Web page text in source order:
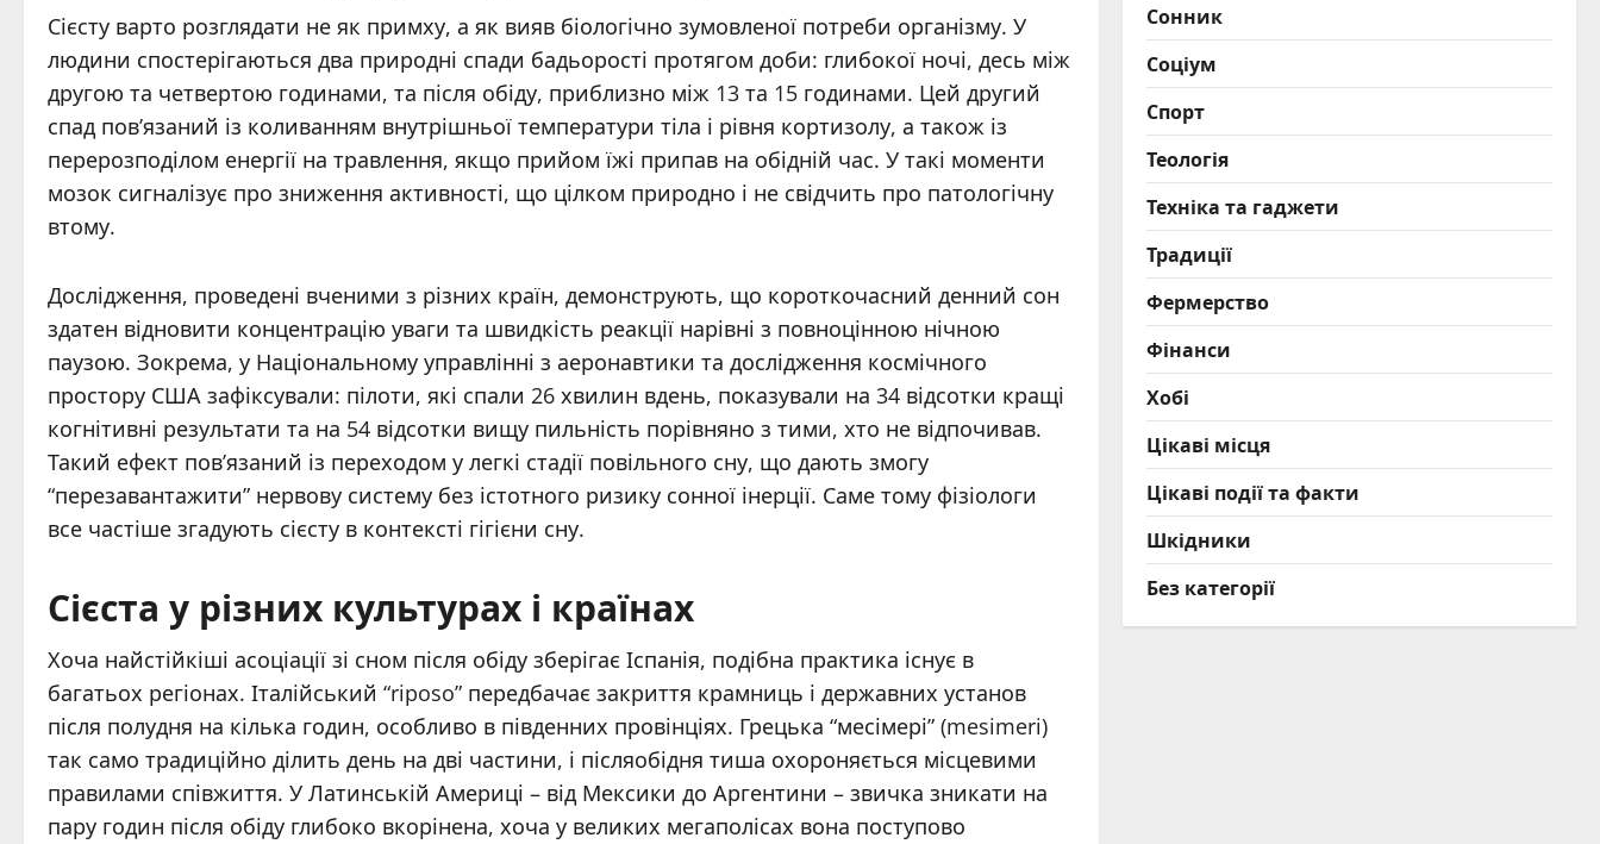
Сієсту варто розглядати не як примху, а як вияв біологічно зумовленої потреби організму. У
людини спостерігаються два природні спади бадьорості протягом доби: глибокої ночі, десь між
другою та четвертою годинами, та після обіду, приблизно між 13 та 15 годинами. Цей другий
спад пов’язаний із коливанням внутрішньої температури тіла і рівня кортизолу, а також із
перерозподілом енергії на травлення, якщо прийом їжі припав на обідній час. У такі моменти
мозок сигналізує про зниження активності, що цілком природно і не свідчить про патологічну
втому.
Дослідження, проведені вченими з різних країн, демонструють, що короткочасний денний сон
здатен відновити концентрацію уваги та швидкість реакції нарівні з повноцінною нічною
паузою. Зокрема, у Національному управлінні з аеронавтики та дослідження космічного
простору США зафіксували: пілоти, які спали 26 хвилин вдень, показували на 34 відсотки кращі
когнітивні результати та на 54 відсотки вищу пильність порівняно з тими, хто не відпочивав.
Такий ефект пов’язаний із переходом у легкі стадії повільного сну, що дають змогу
“перезавантажити” нервову систему без істотного ризику сонної інерції. Саме тому фізіологи
все частіше згадують сієсту в контексті гігієни сну.
Сієста у різних культурах і країнах
Хоча найстійкіші асоціації зі сном після обіду зберігає Іспанія, подібна практика існує в
багатьох регіонах. Італійський “riposo” передбачає закриття крамниць і державних установ
після полудня на кілька годин, особливо в південних провінціях. Грецька “месімері” (mesimeri)
так само традиційно ділить день на дві частини, і післяобідня тиша охороняється місцевими
правилами співжиття. У Латинській Америці – від Мексики до Аргентини – звичка зникати на
пару годин після обіду глибоко вкорінена, хоча у великих мегаполісах вона поступово
Сонник
Соціум
Спорт
Теологія
Техніка та гаджети
Традиції
Фермерство
Фінанси
Хобі
Цікаві місця
Цікаві події та факти
Шкідники
Без категорії